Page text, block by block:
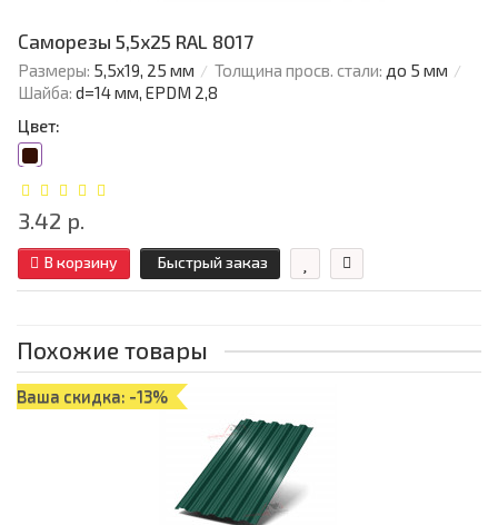
Саморезы 5,5х25 RAL 8017
Размеры: 5,5х19, 25 мм Толщина просв. стали: до 5 мм
Шайба: d=14 мм, EPDM 2,8
Цвет:
3.42 р.
В корзину Быстрый заказ
Похожие товары
Ваша скидка: -13%